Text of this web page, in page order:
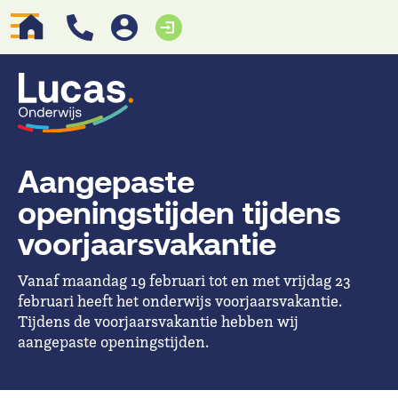
Aangepaste
openingstijden tijdens
voorjaarsvakantie
Vanaf maandag 19 februari tot en met vrijdag 23
februari heeft het onderwijs voorjaarsvakantie.
Tijdens de voorjaarsvakantie hebben wij
aangepaste openingstijden.